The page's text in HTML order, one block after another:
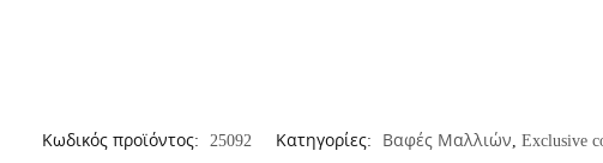
Κωδικός προϊόντος: 25092 Κατηγορίες: Βαφές Μαλλιών, Exclusive